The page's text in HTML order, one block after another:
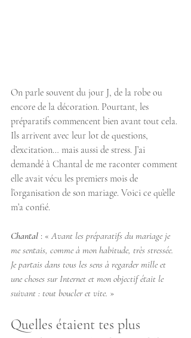
On parle souvent du jour J, de la robe ou
encore de la décoration. Pourtant, les
préparatifs commencent bien avant tout cela.
Ils arrivent avec leur lot de questions,
d’excitation… mais aussi de stress. J’ai
demandé à Chantal de me raconter comment
elle avait vécu les premiers mois de
l’organisation de son mariage. Voici ce qu’elle
m’a confié.
Chantal : « Avant les préparatifs du mariage je
me sentais, comme à mon habitude, très stressée.
Je partais dans tous les sens à regarder mille et
une choses sur Internet et mon objectif était le
suivant : tout boucler et vite. »
Quelles étaient tes plus